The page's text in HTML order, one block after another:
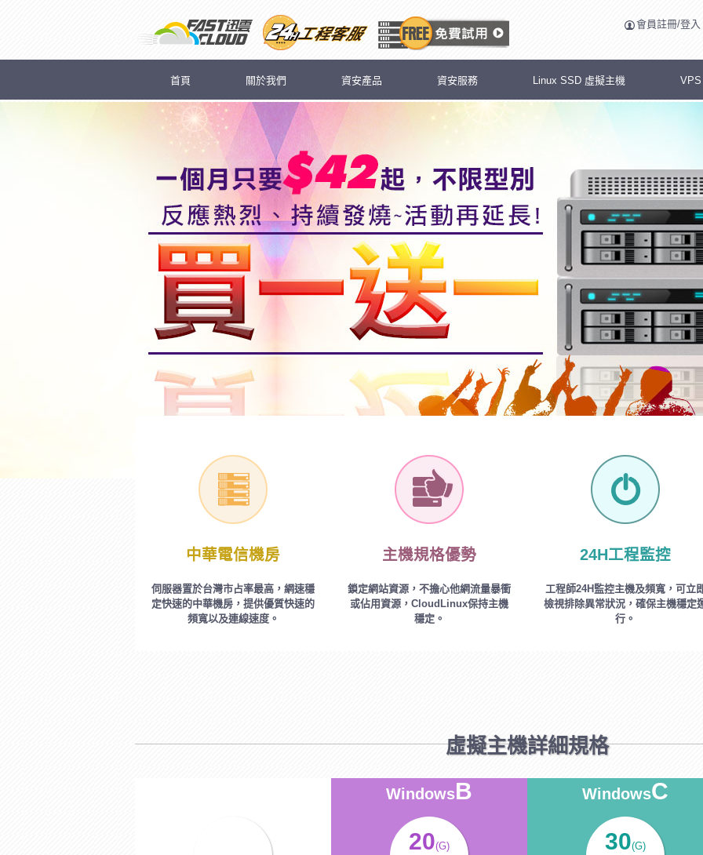
會員註冊/登入
首頁 關於我們 資安產品 資安服務 Linux SSD 虛擬主機
中華電信機房
伺服器置於台灣市占率最高，網速穩
定快速的中華機房，提供優質快速的
頻寬以及連線速度。
主機規格優勢
鎖定網站資源，不擔心他網流量暴衝
或佔用資源，CloudLinux保持主機
穩定。
24H工程監控
工程師24H監控主機及頻寬，可立
檢視排除異常狀況，確保主機穩定
行。
虛擬主機詳細規格
WindowsB
20(G)
WindowsC
30(G)